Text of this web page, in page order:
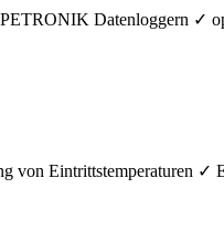
Datenloggern ✓
von Eintrittstemperaturen ✓